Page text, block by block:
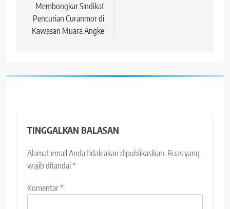
Membongkar Sindikat
Pencurian Curanmor di
Kawasan Muara Angke
TINGGALKAN BALASAN
Alamat email Anda tidak akan dipublikasikan. Ruas yang
wajib ditandai*
Komentar*